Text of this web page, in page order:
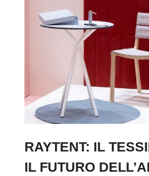
RAYTENT: IL
IL FUTURO